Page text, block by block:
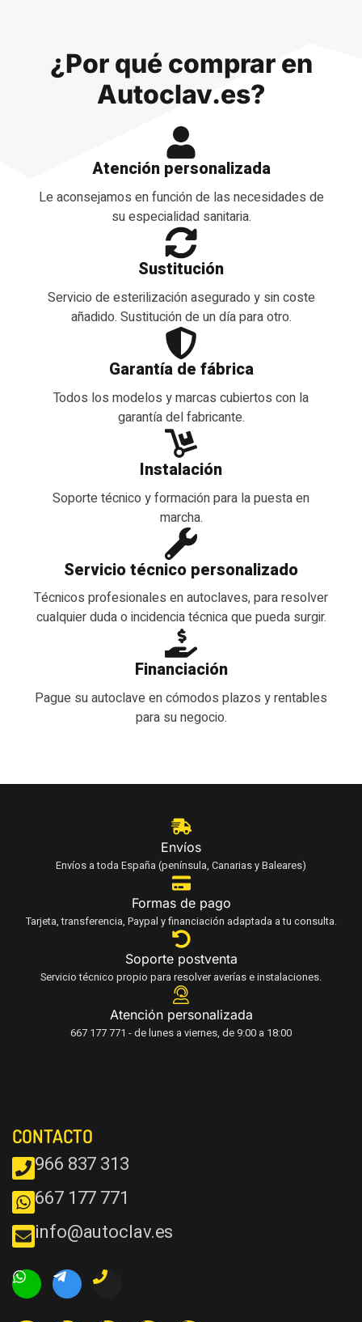
¿Por qué comprar en
Autoclav.es?
Atención personalizada
Le aconsejamos en función de las necesidades de
su especialidad sanitaria.
Sustitución
Servicio de esterilización asegurado y sin coste
añadido. Sustitución de un día para otro.
Garantía de fábrica
Todos los modelos y marcas cubiertos con la
garantía del fabricante.
Instalación
Soporte técnico y formación para la puesta en
marcha.
Servicio técnico personalizado
Técnicos profesionales en autoclaves, para resolver
cualquier duda o incidencia técnica que pueda surgir.
Financiación
Pague su autoclave en cómodos plazos y rentables
para su negocio.
Envíos
Envíos a toda España (península, Canarias y Baleares)
Formas de pago
Tarjeta, transferencia, Paypal y financiación adaptada a tu consulta.
Soporte postventa
Servicio técnico propio para resolver averías e instalaciones.
Atención personalizada
667 177 771 - de lunes a viernes, de 9:00 a 18:00
CONTACTO
966 837 313
667 177 771
info@autoclav.es